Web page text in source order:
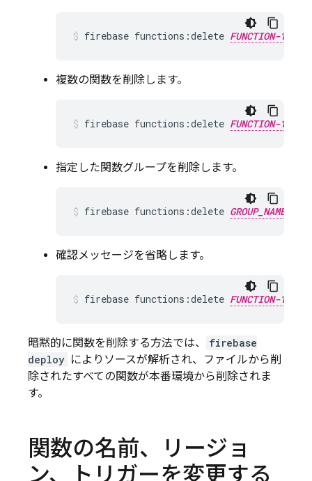
firebase functions:delete FUNCTION-
複数の関数を削除します。
firebase functions:delete FUNCTION-
指定した関数グループを削除します。
firebase functions:delete GROUP_NAME
確認メッセージを省略します。
firebase functions:delete FUNCTION-
暗黙的に関数を削除する方法では、
firebase
deploy によりソースが解析され、ファイルから削
除されたすべての関数が本番環境から削除されま
す。
関数の名前、リージョ
ン、トリガーを変更する